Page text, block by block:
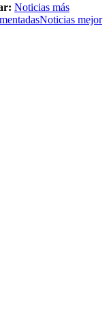
Noticias más
Noticias mejor